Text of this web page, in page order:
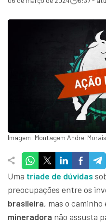
Imagem: Montagem Andrei
Uma tríade de dúvidas
preocupações entre os
brasileira, mas o
mineradora não assusta